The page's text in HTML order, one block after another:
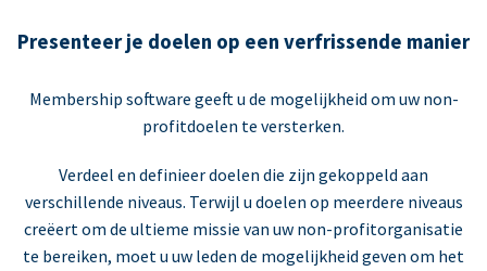
Presenteer je doelen op een verfrissende manier
Membership software geeft u de mogelijkheid om uw non-
profitdoelen te versterken.
Verdeel en definieer doelen die zijn gekoppeld aan
verschillende niveaus. Terwijl u doelen op meerdere niveaus
creëert om de ultieme missie van uw non-profitorganisatie
te bereiken, moet u uw leden de mogelijkheid geven om het